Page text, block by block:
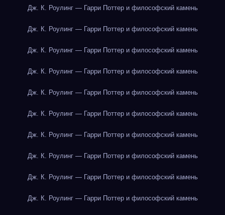
Дж. К. Роулинг — Гарри Поттер и философский камень
Дж. К. Роулинг — Гарри Поттер и философский камень
Дж. К. Роулинг — Гарри Поттер и философский камень
Дж. К. Роулинг — Гарри Поттер и философский камень
Дж. К. Роулинг — Гарри Поттер и философский камень
Дж. К. Роулинг — Гарри Поттер и философский камень
Дж. К. Роулинг — Гарри Поттер и философский камень
Дж. К. Роулинг — Гарри Поттер и философский камень
Дж. К. Роулинг — Гарри Поттер и философский камень
Дж. К. Роулинг — Гарри Поттер и философский камень